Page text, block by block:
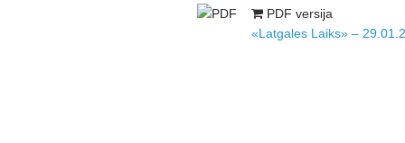
PDF versija
«Latgales Laiks» –